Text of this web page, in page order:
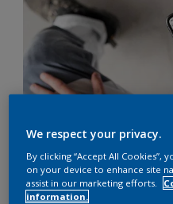
We respect your privacy.
By clicking “Accept All
on your device to enhance site
assist in our marketing efforts.
information.